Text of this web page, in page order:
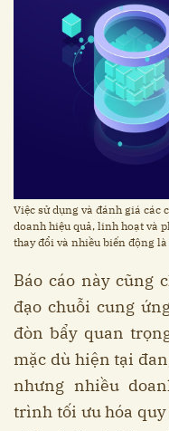
Việc sử dụng và đánh giá
doanh hiệu quả, linh hoạt và
thay đổi và nhiều biến động
Báo cáo này cũng
đạo chuỗi cung
đòn bẩy quan
mặc dù hiện tại
nhưng nhiều
trình tối ưu hóa